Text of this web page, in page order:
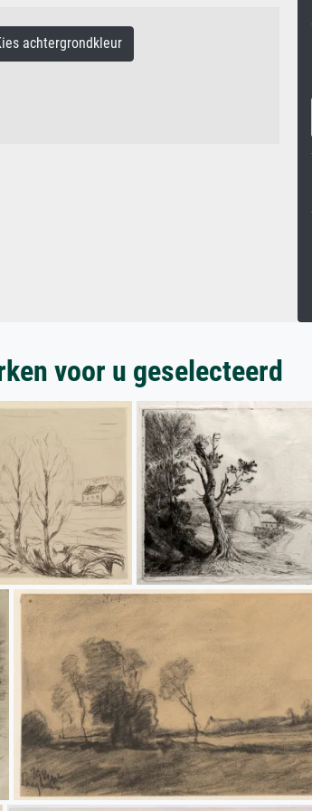
achtergrondkleur
voor u geselecteerd